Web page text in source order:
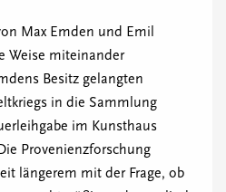
Max Emden und Emil
Weise miteinander
Besitz gelangten
in die Sammlung
im Kunsthaus
Provenienzforschung
längerem mit der Frage, ob